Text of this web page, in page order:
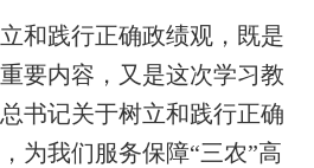
和践行正确政绩观，既是
要内容，又是这次学习教
书记关于树立和践行正确
为我们服务保障“三农”高